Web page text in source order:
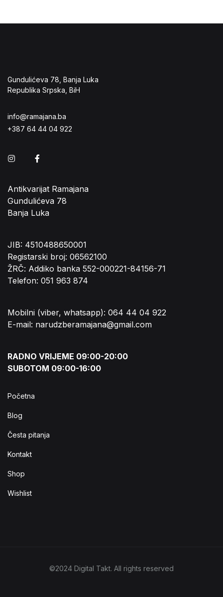
Gundulićeva 78, Banja Luka
Republika Srpska, BiH
info@ramajana.ba
+387 64 44 04 922
Instagram
Antikvarijat Ramajana
Gundulićeva 78
Banja Luka
JIB: 4510488650001
Registarski broj: 06562100
ŽRČ: Addiko banka 552-000221-84156-71
Telefon: 051 963 874
Mobilni (viber, whatsapp): 064 44 04 922
E-mail: narudzberamajana@gmail.com
RADNO VRIJEME 09:00-20:00
SUBOTOM 09:00-16:00
Početna
Blog
Česta pitanja
Kontakt
Shop
Wishlist
©2024 Digital Takt. All rights reserved